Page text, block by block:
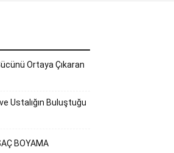
Ortaya Çıkaran
Ustalığın Buluştuğu
BOYAMA